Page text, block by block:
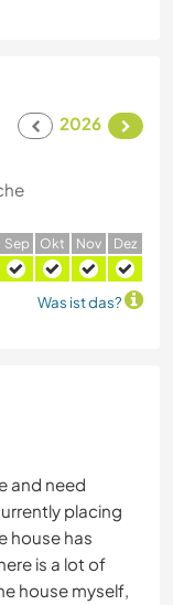
2026
Sep Okt Nov Dez
Was ist das?
and need
placing
house has
is a lot of
house myself,